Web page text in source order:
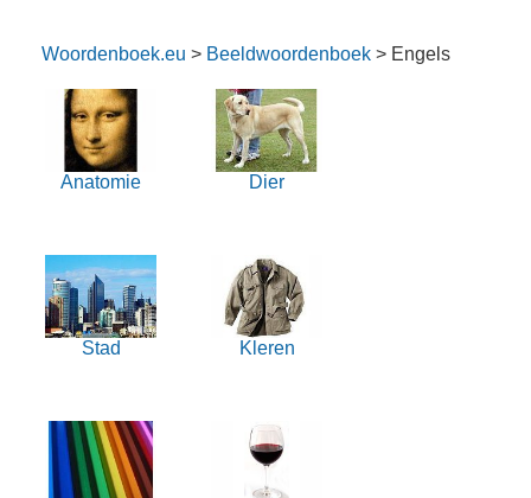
Woordenboek.eu > Beeldwoordenboek > Engels
Anatomie Dier
Stad Kleren